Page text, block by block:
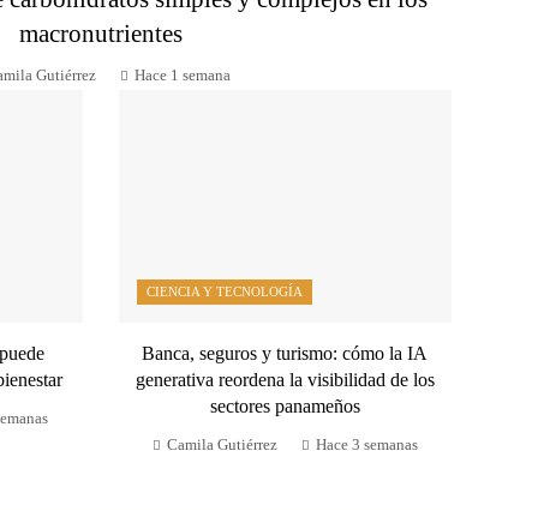
macronutrientes
Gutiérrez Hace 1 semana
CIENCIA Y TECNOLOGÍA
Banca, seguros y turismo: cómo la IA
generativa reordena la visibilidad de los
sectores panameños
Camila Gutiérrez Hace 3 semanas